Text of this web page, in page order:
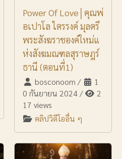
Power Of Love│คุณพ่
อเปาโล ไตรรงค์ มุลตรี
พระสังฆราชองค์ใหม่แ
ห่งสังฆมณฑลสุราษฎร์
ธานี (ตอนที่1)
bosconoom /
1
0 กันยายน 2024/
2
17 views
คลิปวิดีโออื่น ๆ